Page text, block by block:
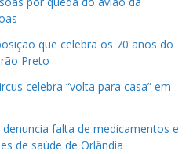
que celebra os 70 anos do
Preto
celebra “volta para casa” em
falta de medicamentos e
de saúde de Orlândia